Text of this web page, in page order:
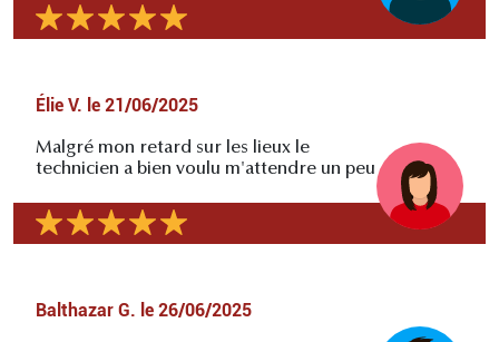
Élie V. le 21/06/2025
Malgré mon retard sur les lieux le
technicien a bien voulu m'attendre un peu
Balthazar G. le 26/06/2025